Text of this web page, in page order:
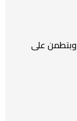
وبتطمن على